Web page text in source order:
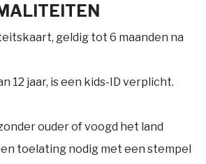
geldig tot 6 maanden na
12 jaar, is een kids-ID verplicht.
ouder of voogd het land
toelating nodig met een stempel